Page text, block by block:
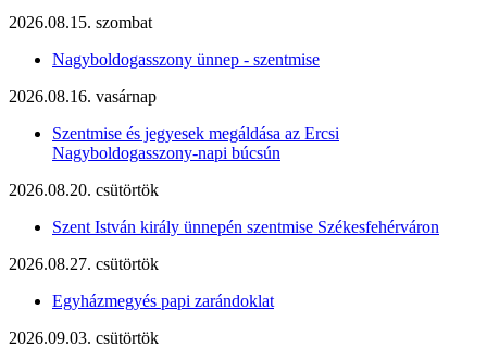
2026.08.15. szombat
Nagyboldogasszony ünnep - szentmise
2026.08.16. vasárnap
Szentmise és jegyesek megáldása az Ercsi
Nagyboldogasszony-napi búcsún
2026.08.20. csütörtök
Szent István király ünnepén szentmise Székesfehérváron
2026.08.27. csütörtök
Egyházmegyés papi zarándoklat
2026.09.03. csütörtök